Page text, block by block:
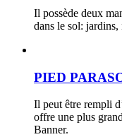
Il possède deux
dans le sol:
PIED
Il peut être rempli
offre une plus
Banner.